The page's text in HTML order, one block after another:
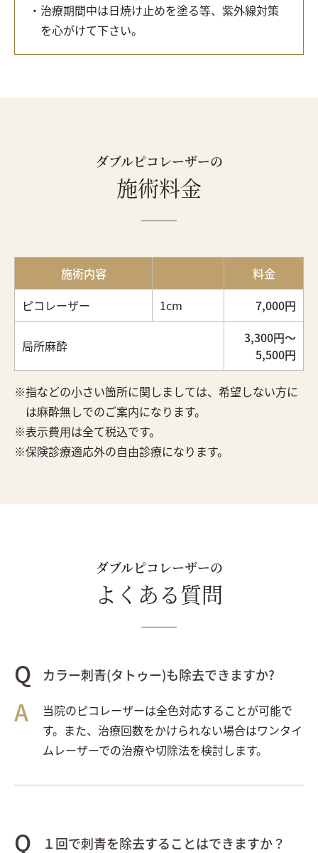
治療期間中は日焼け止めを塗る等、紫外線対策
を心がけて下さい。
ダブルピコレーザーの
施術料金
施術内容
料金
ピコレーザー
1cm 7,000円
局所麻酔
3,300円～
5,500円
指などの小さい箇所に関しましては、希望しない方に
は麻酔無しでのご案内になります。
表示費用は全て税込です。
保険診療適応外の自由診療になります。
ダブルピコレーザーの
よくある質問
カラー刺青(タトゥー)も除去できますか?
当院のピコレーザーは全色対応することが可能で
す。また、治療回数をかけられない場合はワンタイ
ムレーザーでの治療や切除法を検討します。
１回で刺青を除去することはできますか？